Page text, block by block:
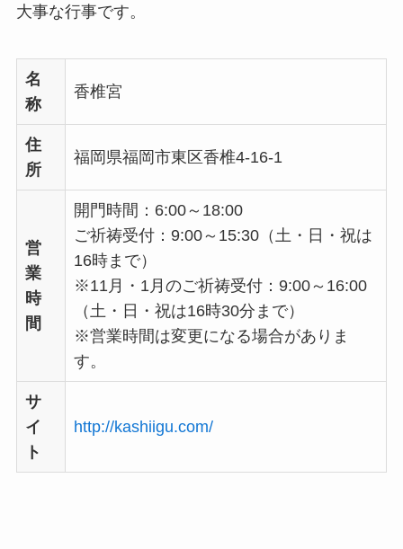
大事な行事です。
名
称
香椎宮
住
所
福岡県福岡市東区香椎4-16-1
営
業
時
間
開門時間：6:00～18:00
ご祈祷受付：9:00～15:30（土・日・祝は
16時まで）
※11月・1月のご祈祷受付：9:00～16:00
（土・日・祝は16時30分まで）
※営業時間は変更になる場合がありま
す。
サ
イ
ト
http://kashiigu.com/